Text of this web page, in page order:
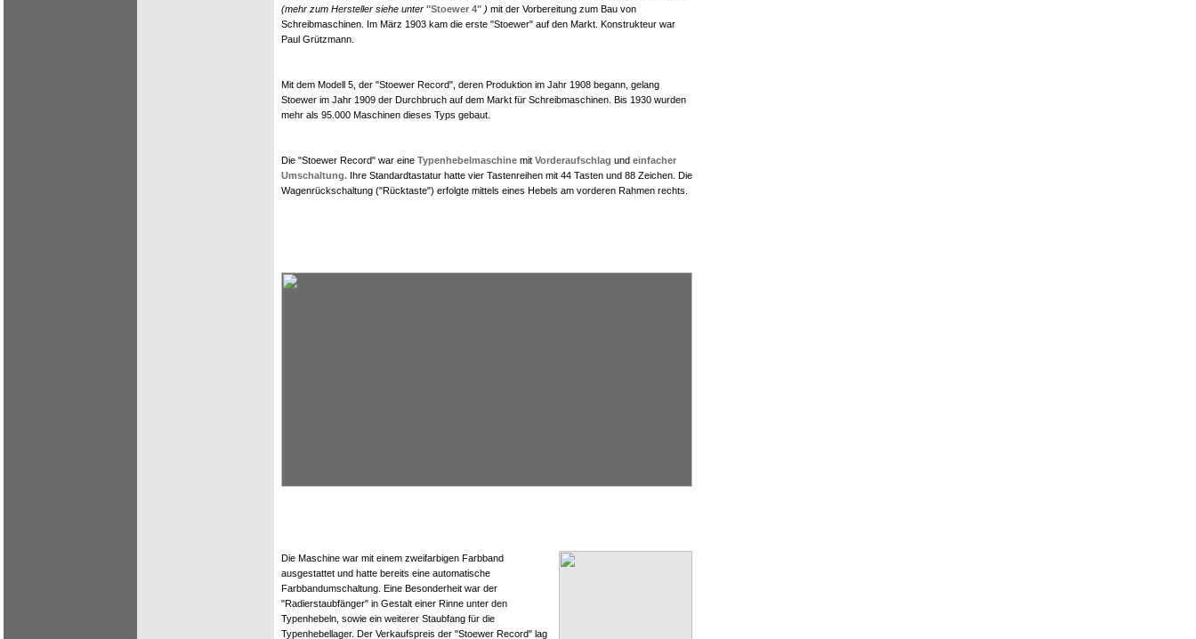
(mehr zum Hersteller siehe unter "Stoewer 4" ) mit der Vorbereitung zum Bau von
Schreibmaschinen. Im März 1903 kam die erste "Stoewer" auf den Markt. Konstrukteur war
Paul Grützmann.
Mit dem Modell 5, der "Stoewer Record", deren Produktion im Jahr 1908 begann, gelang
Stoewer im Jahr 1909 der Durchbruch auf dem Markt für Schreibmaschinen. Bis 1930 wurden
mehr als 95.000 Maschinen dieses Typs gebaut.
Die "Stoewer Record" war eine Typenhebelmaschine mit Vorderaufschlag und einfacher
Umschaltung. Ihre Standardtastatur hatte vier Tastenreihen mit 44 Tasten und 88 Zeichen. Die
Wagenrückschaltung ("Rücktaste") erfolgte mittels eines Hebels am vorderen Rahmen rechts.
Die Maschine war mit einem zweifarbigen Farbband
ausgestattet und hatte bereits eine automatische
Farbbandumschaltung. Eine Besonderheit war der
"Radierstaubfänger" in Gestalt einer Rinne unter den
Typenhebeln, sowie ein weiterer Staubfang für die
Typenhebellager. Der Verkaufspreis der "Stoewer Record" lag